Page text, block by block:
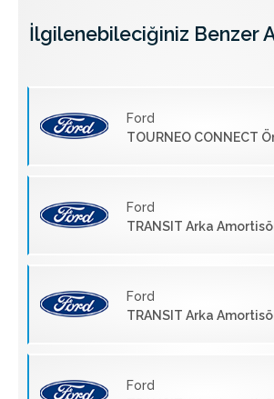
İlgilenebileciğiniz Benzer
Ford
TOURNEO CONNECT
Ford
TRANSIT Arka
Ford
TRANSIT Arka
Ford